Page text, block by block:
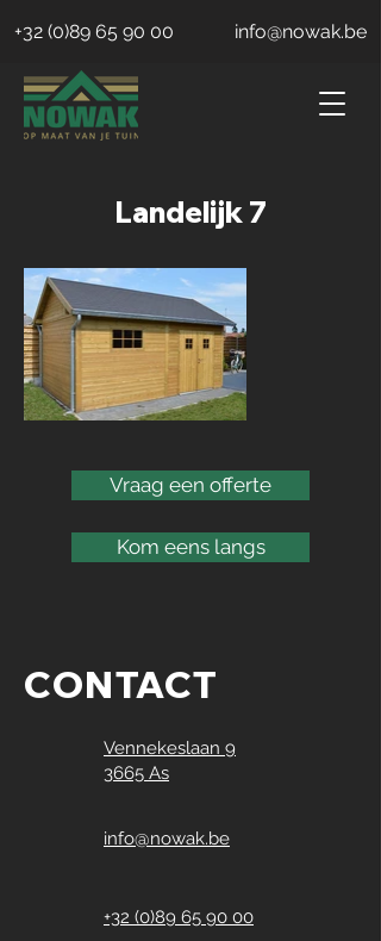
+32 (0)89 65 90 00 info@nowak.be
Landelijk 7
Vraag een offerte
Kom eens langs
CONTACT
Vennekeslaan 9
3665 As
info@nowak.be
+32 (0)89 65 90 00